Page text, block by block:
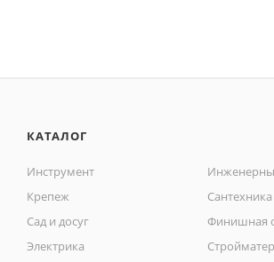
КАТАЛОГ
Инструмент
Крепеж
Сантехника
Сад и досуг
Финишная
Электрика